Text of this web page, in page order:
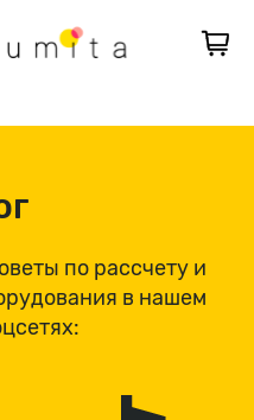
по рассчету и
в нашем